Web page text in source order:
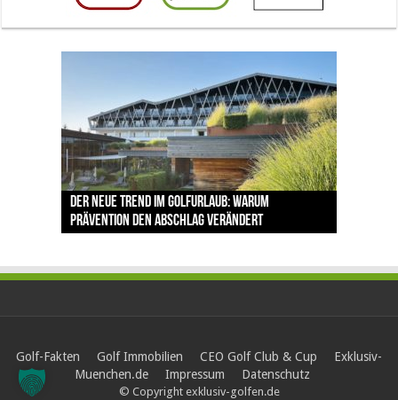
Der neue Trend im Golfurlaub: Warum
Prävention den Abschlag verändert
Luštica Bay baut Montenegros erste Golf-
Community weiter aus
Vom 85. Platz zur Claret Jug: Neuseeländer
schreibt bei The Open Geschichte
Claret Jug: Warum Scottie Scheffler die
berühmteste Golftrophäe zurückgeben muss
The Open 2026 in Royal Birkdale: Warum der
traditionsreiche Linksplatz zu den größten
Herausforderungen im Golfsport zählt
Golf-Fakten Golf Immobilien CEO Golf Club & Cup
Exklusiv-
Muenchen.de
Impressum Datenschutz
© Copyright exklusiv-golfen.de